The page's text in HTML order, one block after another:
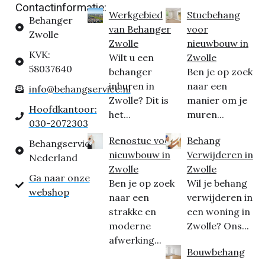
Contactinformatie:
Behanger
Zwolle
KVK:
58037640
info@behangservice.nl
Hoofdkantoor:
030-2072303
Behangservice
Nederland
Ga naar onze
webshop
Werkgebied
van Behanger
Zwolle
Wilt u een
behanger
inhuren in
Zwolle? Dit is
het...
Renostuc voor
nieuwbouw in
Zwolle
Ben je op zoek
naar een
strakke en
moderne
afwerking...
Stucbehang
voor
nieuwbouw in
Zwolle
Ben je op zoek
naar een
manier om je
muren...
Behang
Verwijderen in
Zwolle
Wil je behang
verwijderen in
een woning in
Zwolle? Ons...
Bouwbehang